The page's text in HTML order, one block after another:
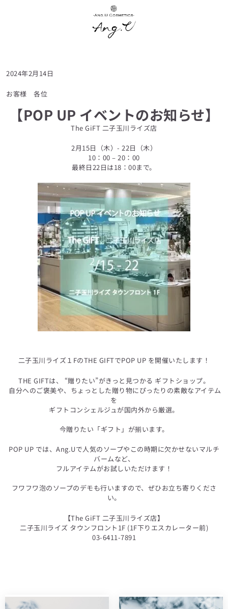
2024年2月14日
お客様 各位
【POP UP イベントのお知らせ】
The GiFT 二子玉川ライズ店
2月15日（木）- 22日（木）
10：00 – 20：00
最終日22日は18：00まで。
二子玉川ライズ１FのTHE GIFTでPOP UP を開催いたします！
THE GIFTは、 “贈りたい”がきっと見つかる ギフトショップ。
自分へのご褒美や、ちょっとした贈り物にぴったりの素敵なアイテム
を
ギフトコンシェルジュが国内外から厳選。
今贈りたい「ギフト」が揃います。
POP UP では、Ang.Uで人気のソープやこの時期に欠かせないマルチ
バームなど、
フルアイテムがお試しいただけます！
フワフワ泡のソープのデモも行いますので、ぜひお立ち寄りくださ
い。
【The GiFT 二子玉川ライズ店】
二子玉川ライズ タウンフロント1F (1F下りエスカレーター前)
03-6411-7891